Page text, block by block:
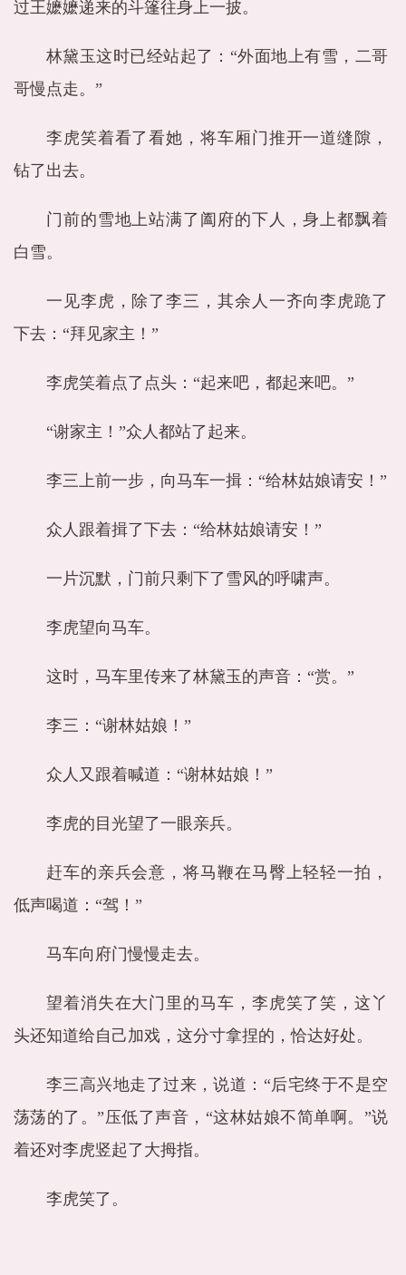
过王嬷嬷递来的斗篷往身上一披。
林黛玉这时已经站起了：“外面地上有雪，二哥
哥慢点走。”
李虎笑着看了看她，将车厢门推开一道缝隙，
钻了出去。
门前的雪地上站满了阖府的下人，身上都飘着
白雪。
一见李虎，除了李三，其余人一齐向李虎跪了
下去：“拜见家主！”
李虎笑着点了点头：“起来吧，都起来吧。”
“谢家主！”众人都站了起来。
李三上前一步，向马车一揖：“给林姑娘请安！”
众人跟着揖了下去：“给林姑娘请安！”
一片沉默，门前只剩下了雪风的呼啸声。
李虎望向马车。
这时，马车里传来了林黛玉的声音：“赏。”
李三：“谢林姑娘！”
众人又跟着喊道：“谢林姑娘！”
李虎的目光望了一眼亲兵。
赶车的亲兵会意，将马鞭在马臀上轻轻一拍，
低声喝道：“驾！”
马车向府门慢慢走去。
望着消失在大门里的马车，李虎笑了笑，这丫
头还知道给自己加戏，这分寸拿捏的，恰达好处。
李三高兴地走了过来，说道：“后宅终于不是空
荡荡的了。”压低了声音，“这林姑娘不简单啊。”说
着还对李虎竖起了大拇指。
李虎笑了。